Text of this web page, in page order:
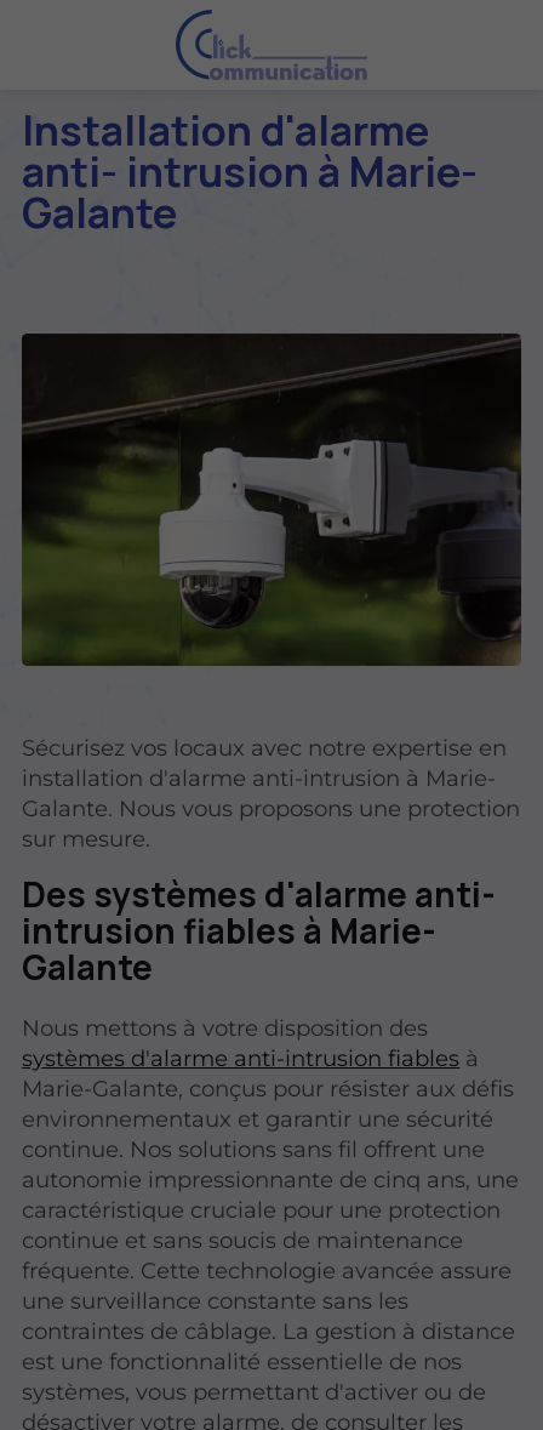
Installation d'alarme
anti- intrusion à Marie-
Galante
Sécurisez vos locaux avec notre expertise en
installation d'alarme anti-intrusion à Marie-
Galante. Nous vous proposons une protection
sur mesure.
Des systèmes d'alarme anti-
intrusion fiables à Marie-
Galante
Nous mettons à votre disposition des
systèmes d'alarme anti-intrusion fiables à
Marie-Galante, conçus pour résister aux défis
environnementaux et garantir une sécurité
continue. Nos solutions sans fil offrent une
autonomie impressionnante de cinq ans, une
caractéristique cruciale pour une protection
continue et sans soucis de maintenance
fréquente. Cette technologie avancée assure
une surveillance constante sans les
contraintes de câblage. La gestion à distance
est une fonctionnalité essentielle de nos
systèmes, vous permettant d'activer ou de
désactiver votre alarme, de consulter les